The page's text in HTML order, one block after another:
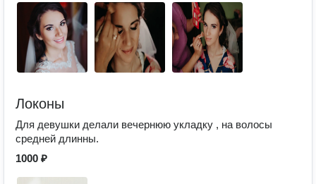
Локоны
Для девушки делали вечернюю укладку , на волосы
средней длинны.
1000 ₽